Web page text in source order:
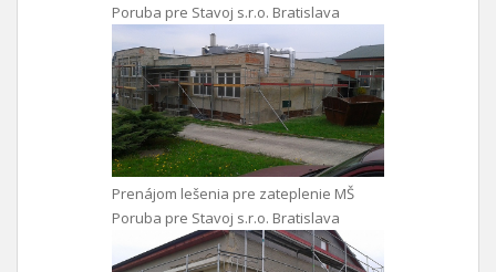
Poruba pre Stavoj s.r.o. Bratislava
Prenájom lešenia pre zateplenie MŠ
Poruba pre Stavoj s.r.o. Bratislava